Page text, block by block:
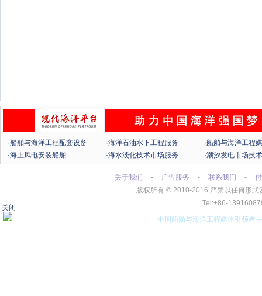
关闭
·船舶与海洋工程配套设备 ·海洋石油水下工程服务
·船舶与海洋工程
·海上风电安装船舶
·海水淡化技术市场服务 ·潮汐发电市场技
关于我们 - 广告服务 - 联系我们 -
版权所有 © 2010-2016 严禁以任何形
Tel:+86-
中国船舶与海洋工程媒体引领者